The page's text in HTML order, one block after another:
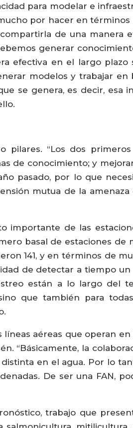
para modelar e
por hacer en
de una manera
generar
efectiva en el largo plazo
modelos y trabajar en
se genera, es decir, esa
pilares. “Los dos
de conocimiento; y
pasado, por lo que
mutua de la amenaza
importante de las
basal de estaciones de
141, y en términos de
de detectar a tiempo un
están a lo largo del
que también para
aéreas que operan
“Básicamente, la
en el agua. Por lo
De ser una FAN,
trabajo que